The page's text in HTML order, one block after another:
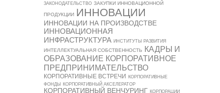
ЗАКОНОДАТЕЛЬСТВО ЗАКУПКИ ИННОВАЦИОННОЙ
ПРОДУКЦИИ ИННОВАЦИИ
ИННОВАЦИИ НА ПРОИЗВОДСТВЕ
ИННОВАЦИОННАЯ
ИНФРАСТРУКТУРА ИНСТИТУТЫ РАЗВИТИЯ
ИНТЕЛЛЕКТУАЛЬНАЯ СОБСТВЕННОСТЬ КАДРЫ И
ОБРАЗОВАНИЕ КОРПОРАТИВНОЕ
ПРЕДПРИНИМАТЕЛЬСТВО
КОРПОРАТИВНЫЕ ВСТРЕЧИ
КОРПОРАТИВНЫЕ
ФОНДЫ
КОРПОРАТИВНЫЙ АКСЕЛЕРАТОР
КОРПОРАТИВНЫЙ ВЕНЧУРИНГ КОРПОРАЦИИ